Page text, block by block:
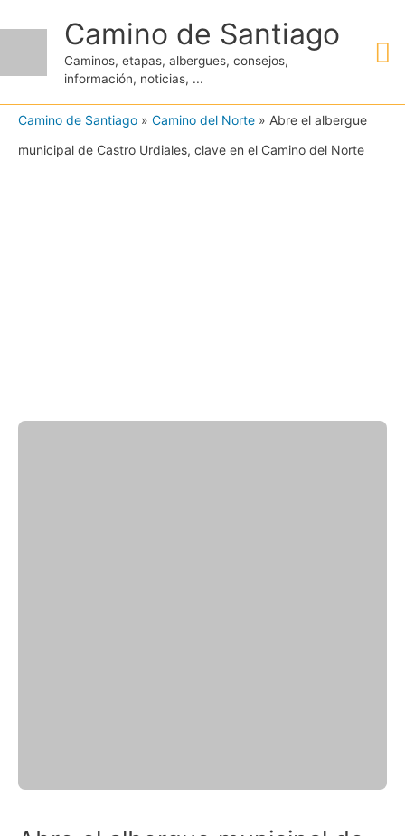
contenido
Camino de Santiago
Caminos, etapas, albergues, consejos,
información, noticias, ...
Camino de Santiago » Camino del Norte » Abre el albergue
municipal de Castro Urdiales, clave en el Camino del Norte